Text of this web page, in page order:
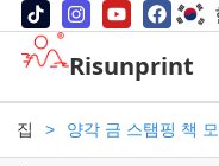
Risunprint
집 > 양각 금 스탬핑 책